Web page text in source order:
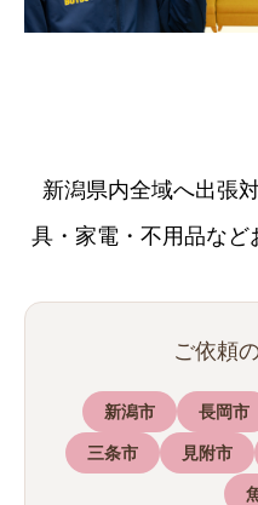
新潟県内全域へ出張
具・家電・不用品など
ご依頼
新潟市 長岡市
三条市 見附市